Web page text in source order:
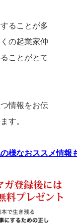
ることが多
の起業家仲
ことがとて
情報をお伝
す。
様なおススメ情報